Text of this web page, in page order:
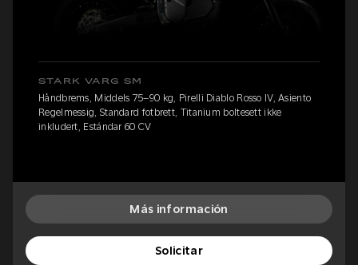
STARK VARG SM
Håndbrems, Middels 75–90 kg, Pirelli Diablo Rosso IV, Asiento
Regelmessig, Standard fotbrett, Titanium boltesett ikke
inkludert, Estándar 60 CV
Más información
Solicitar